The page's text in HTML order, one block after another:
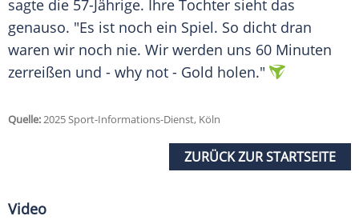
sagte die 57-Jährige. Ihre Tochter sieht das
genauso. "Es ist noch ein Spiel. So dicht dran
waren wir noch nie. Wir werden uns 60 Minuten
zerreißen und - why not - Gold holen."
Quelle:2025 Sport-Informations-Dienst, Köln
ZURÜCK ZUR STARTSEITE
Video